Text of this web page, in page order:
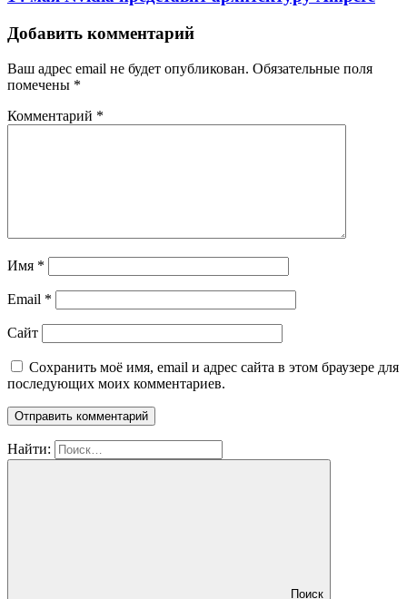
Добавить комментарий
Ваш адрес email не будет опубликован. Обязательные поля
помечены *
Комментарий *
Имя *
Email *
Сайт
Сохранить моё имя, email и адрес сайта в этом браузере для
последующих моих комментариев.
Найти:
Поиск